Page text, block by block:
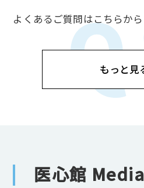
よくあるご質問はこちらから
もっと見
医心館 Media